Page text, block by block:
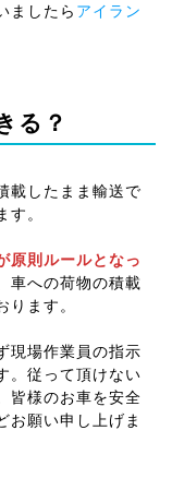
ましたら アイラン
る？
載したまま輸送で
す。
原則ルールとなっ
車への荷物の積載
ます。
現場作業員の指示
。従って頂けない
皆様のお車を安全
お願い申し上げま